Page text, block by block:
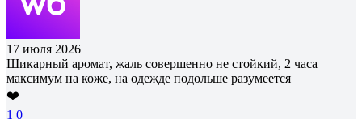
17 июля 2026
Шикарный аромат, жаль совершенно не стойкий, 2 часа
максимум на коже, на одежде подольше разумеется
❤️
1 0